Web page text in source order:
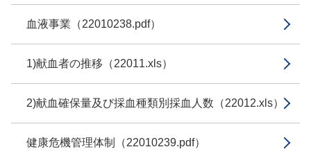
血液事業（22010238.pdf）
1)献血者の推移（22011.xls）
2)献血確保量及び採血種類別採血人数（22012.xls）
健康危機管理体制（22010239.pdf）